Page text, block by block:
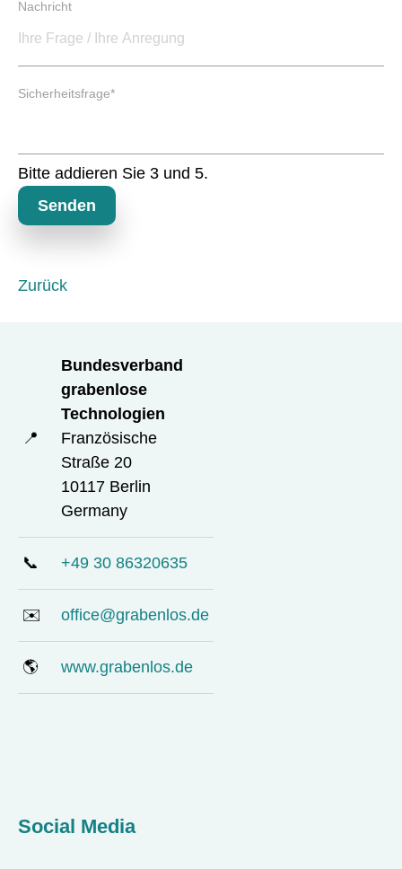
lh
t
l
Nachricht
P
h
f
d
Sicherheitsfrage*
Bitte addieren Sie 3 und 5.
Senden
Zurück
📍
Bundesverband
grabenlose
Technologien
Französische
Straße 20
10117 Berlin
Germany
📞 +49 30 86320635
✉️ office@grabenlos.de
🌎 www.grabenlos.de
Social Media